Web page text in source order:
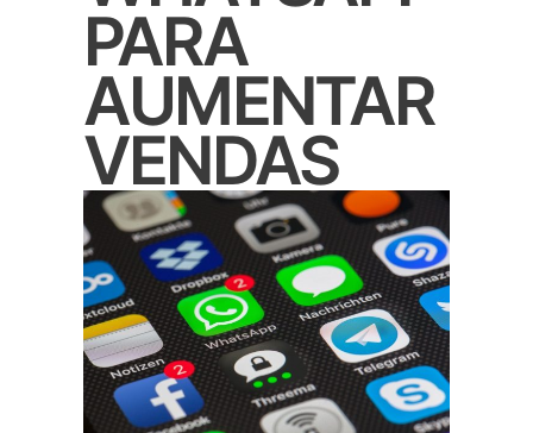
PARA
AUMENTAR
VENDAS